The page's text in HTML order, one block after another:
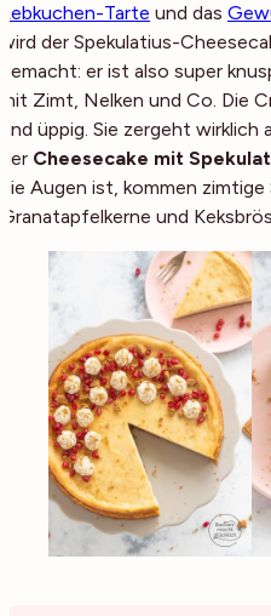
Lebkuchen-Tarte und das
wird der Spekulatius-
gemacht: er ist also super
mit Zimt, Nelken und Co. Die
und üppig. Sie zergeht
der Cheesecake mit
die Augen ist, kommen
Granatapfelkerne und